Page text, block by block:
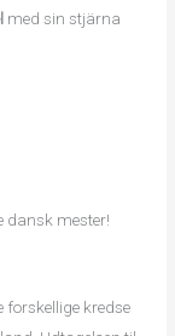
med sin stjärna
dansk mester!
kredse